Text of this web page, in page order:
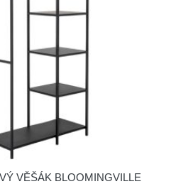
VĚŠÁK BLOOMINGVILLE